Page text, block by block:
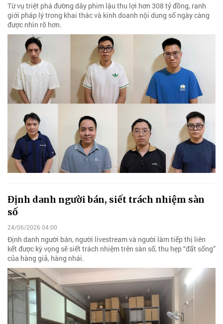
Từ vụ triệt phá đường dây phim lậu thu lợi hơn 308 tỷ đồng, ranh
giới pháp lý trong khai thác và kinh doanh nội dung số ngày càng
được nhìn rõ hơn.
Định danh người bán, siết trách nhiệm sàn
số
24/06/2026 04:00
Định danh người bán, người livestream và người làm tiếp thị liên
kết được kỳ vọng sẽ siết trách nhiệm trên sàn số, thu hẹp “đất sống”
của hàng giả, hàng nhái.